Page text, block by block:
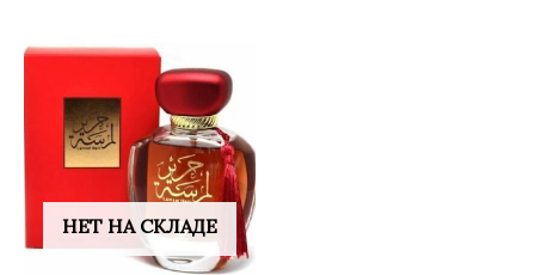
НЕТ НА СКЛАДЕ